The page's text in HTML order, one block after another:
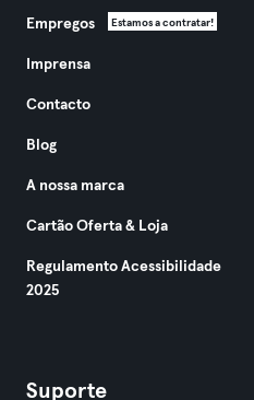
Empregos Estamos a contratar!
Imprensa
Contacto
Blog
A nossa marca
Cartão Oferta & Loja
Regulamento Acessibilidade
2025
Suporte